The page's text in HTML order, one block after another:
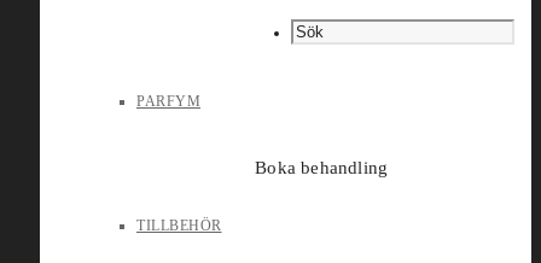
PARFYM
TILLBEHÖR
Boka behandling